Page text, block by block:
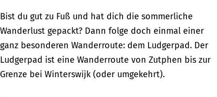
w
e
g
s
z
e
g
:
U
n
W
a
n
d
e
Bist du gut zu Fuß und hat dich die sommerliche
Wanderlust gepackt? Dann folge doch einmal einer
ganz besonderen Wanderroute: dem Ludgerpad. Der
Ludgerpad ist eine Wanderroute von Zutphen bis zur
Grenze bei Winterswijk (oder umgekehrt).